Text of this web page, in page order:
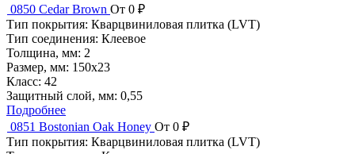
0850 Cedar Brown От 0 ₽
Тип покрытия: Кварцвиниловая плитка (LVT)
Тип соединения: Клеевое
Толщина, мм: 2
Размер, мм: 150x23
Класс: 42
Защитный слой, мм: 0,55
Подробнее
0851 Bostonian Oak Honey От 0 ₽
Тип покрытия: Кварцвиниловая плитка (LVT)